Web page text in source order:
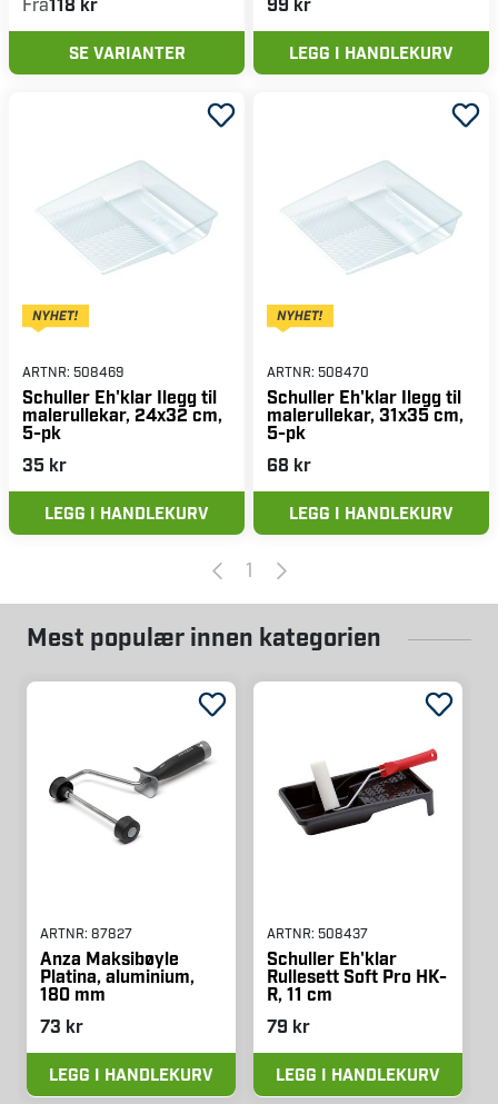
Fra118 kr
SE VARIANTER
99 kr
LEGG I HANDLEKURV
ARTNR: 508469
Schuller Eh'klar Ilegg til
malerullekar, 24x32 cm,
5-pk
35 kr
LEGG I HANDLEKURV
ARTNR: 508470
Schuller Eh'klar Ilegg til
malerullekar, 31x35 cm,
5-pk
68 kr
LEGG I HANDLEKURV
1
Mest populær innen kategorien
ARTNR: 87827
Anza Maksibøyle
Platina, aluminium,
180 mm
73 kr
LEGG I HANDLEKURV
ARTNR: 508437
Schuller Eh'klar
Rullesett Soft Pro HK-
R, 11 cm
79 kr
LEGG I HANDLEKURV